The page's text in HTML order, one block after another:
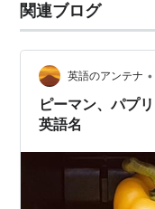
関連ブログ
英語のアンテナ •
ピーマン、パプ
英語名